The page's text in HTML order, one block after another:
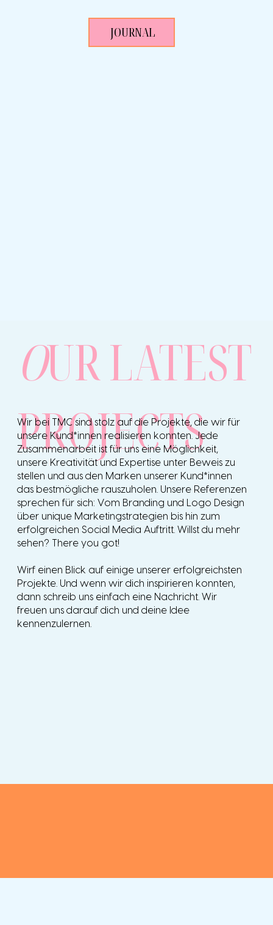
JOURNAL
OUR LATEST
PROJECTS
Wir bei TMC sind stolz auf die Projekte, die wir für
unsere Kund*innen realisieren konnten. Jede
Zusammenarbeit ist für uns eine Möglichkeit,
unsere Kreativität und Expertise unter Beweis zu
stellen und aus den Marken unserer Kund*innen
das bestmögliche rauszuholen. Unsere Referenzen
sprechen für sich: Vom Branding und Logo Design
über unique Marketingstrategien bis hin zum
erfolgreichen Social Media Auftritt. Willst du mehr
sehen? There you got!
Wirf einen Blick auf einige unserer erfolgreichsten
Projekte. Und wenn wir dich inspirieren konnten,
dann schreib uns einfach eine Nachricht. Wir
freuen uns darauf dich und deine Idee
kennenzulernen.